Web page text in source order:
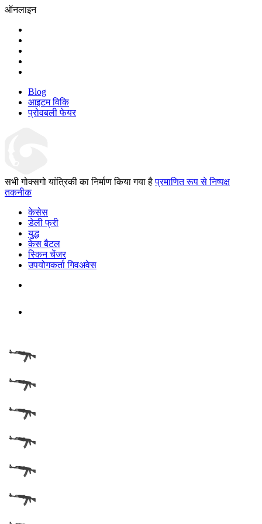
ऑनलाइन
Blog
आइटम विकि
प्रोवबली फेयर
सभी गोक्सगो यांत्रिकी का निर्माण किया गया हैप्रमाणित रूप से निष्पक्ष
तकनीक
केसेस
डेली फ्री
युद्ध
केस बैटल
स्किन चेंजर
उपयोगकर्ता गिवअवेस